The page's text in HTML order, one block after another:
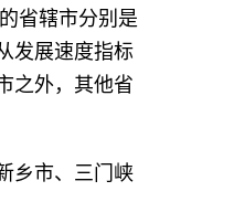
省辖市分别是
发展速度指标
之外，其他省
乡市、三门峡